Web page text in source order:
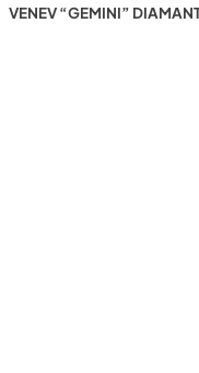
VENEV “GEMINI”